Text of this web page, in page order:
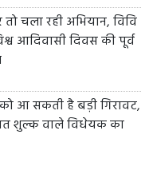
चला रही अभियान, विवि
आदिवासी दिवस की पूर्व
आ सकती है बड़ी गिरावट,
शुल्क वाले विधेयक का